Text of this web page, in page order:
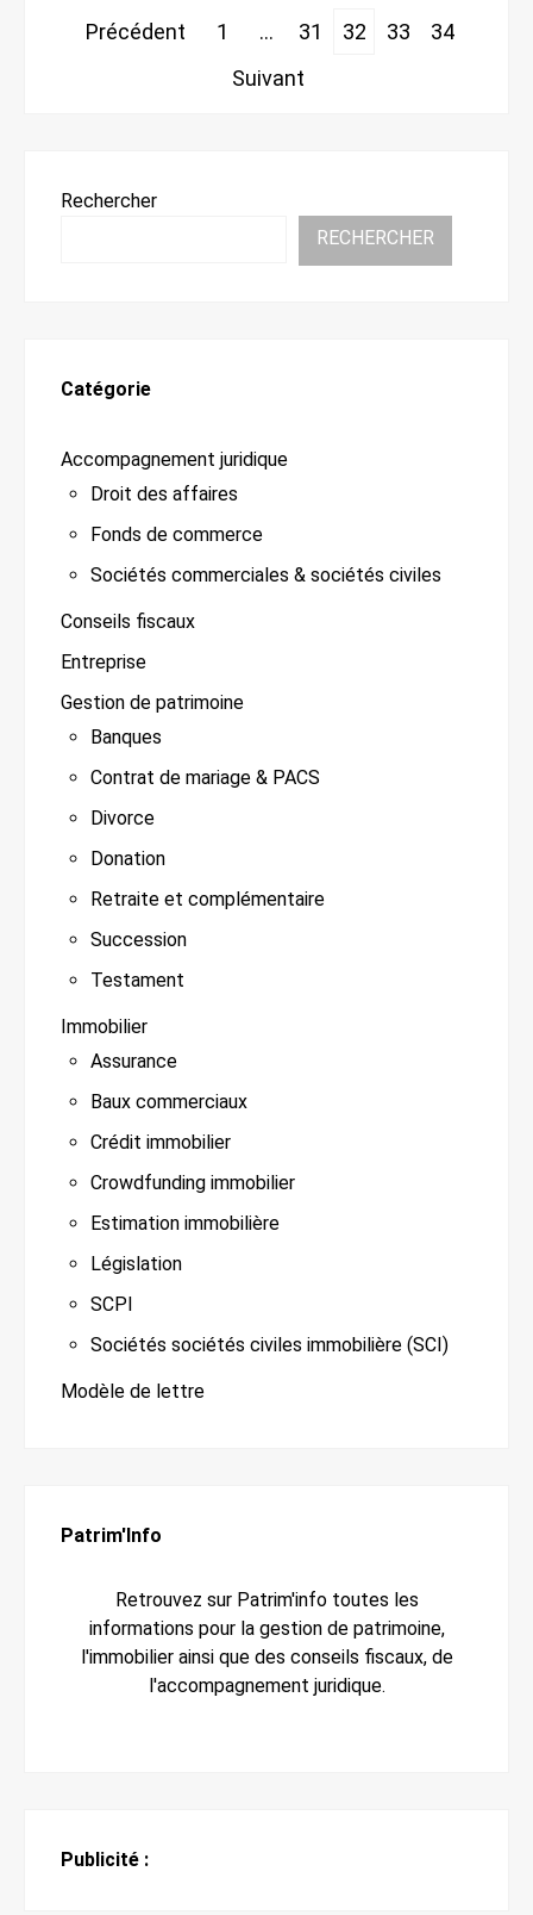
Pagination
Précédent 1 … 31 32 33
34
Suivant
Rechercher
RECHERCHER
Catégorie
Accompagnement juridique
Droit des affaires
Fonds de commerce
Sociétés commerciales & sociétés civiles
Conseils fiscaux
Entreprise
Gestion de patrimoine
Banques
Contrat de mariage & PACS
Divorce
Donation
Retraite et complémentaire
Succession
Testament
Immobilier
Assurance
Baux commerciaux
Crédit immobilier
Crowdfunding immobilier
Estimation immobilière
Législation
SCPI
Sociétés sociétés civiles immobilière (SCI)
Modèle de lettre
Patrim'Info
Retrouvez sur Patrim'info toutes les
informations pour la gestion de patrimoine,
l'immobilier ainsi que des conseils fiscaux, de
l'accompagnement juridique.
Publicité :